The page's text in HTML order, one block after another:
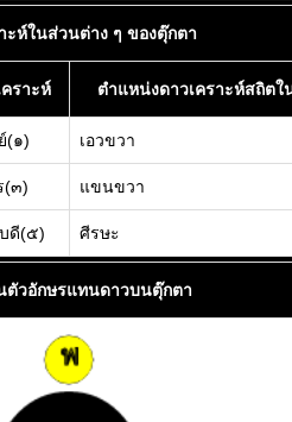
ะห์ในส่วนต่าง ๆ ของตุ๊กตา
คราะห์ ตำแหน่งดาวเคราะห์สถิตใ
(๑) เอวขวา
(๓) แขนขวา
ดี(๕) ศีรษะ
ตัวอักษรแทนดาวบนตุ๊กตา